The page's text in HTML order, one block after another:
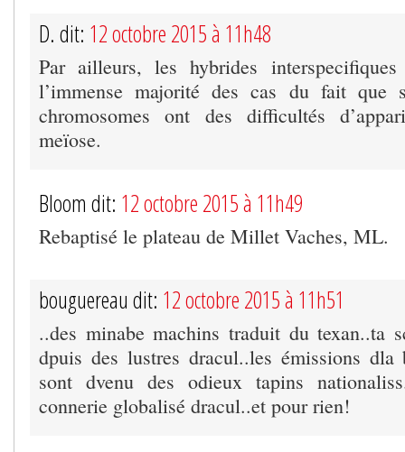
D. dit: 12 octobre 2015 à 11h48
Par ailleurs, les hybrides
l’immense majorité des cas du fait que
chromosomes ont des difficultés
meïose.
Bloom dit: 12 octobre 2015 à 11h49
Rebaptisé le plateau de Millet Vaches, ML.
bouguereau dit: 12 octobre 2015 à 11h51
..des minabe machins traduit du texan..ta
dpuis des lustres dracul..les émissions
sont dvenu des odieux tapins
connerie globalisé dracul..et pour rien!